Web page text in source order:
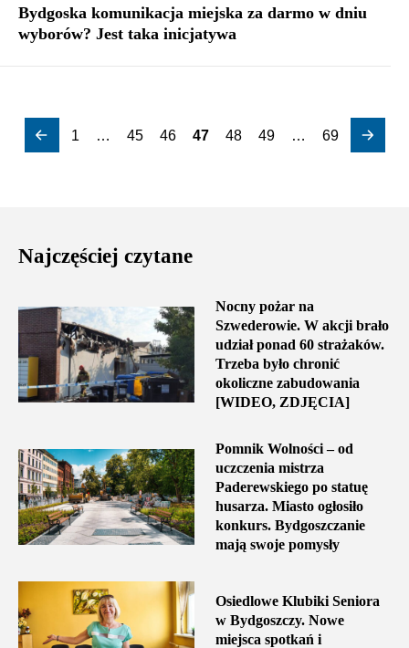
Bydgoska komunikacja miejska za darmo w dniu
wyborów? Jest taka inicjatywa
1 … 45 46 47 48 49 … 69
Najczęściej czytane
Nocny pożar na
Szwederowie. W akcji brało
udział ponad 60 strażaków.
Trzeba było chronić
okoliczne zabudowania
[WIDEO, ZDJĘCIA]
Pomnik Wolności – od
uczczenia mistrza
Paderewskiego po statuę
husarza. Miasto ogłosiło
konkurs. Bydgoszczanie
mają swoje pomysły
Osiedlowe Klubiki Seniora
w Bydgoszczy. Nowe
miejsca spotkań i